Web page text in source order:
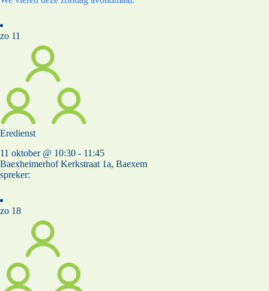
zo 11
Eredienst
11 oktober @ 10:30 - 11:45
BaexheimerhofKerkstraat 1a, Baexem
spreker:
zo 18